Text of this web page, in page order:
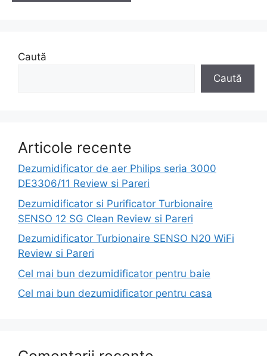
Caută
Caută
Articole recente
Dezumidificator de aer Philips seria 3000
DE3306/11 Review si Pareri
Dezumidificator si Purificator Turbionaire
SENSO 12 SG Clean Review si Pareri
Dezumidificator Turbionaire SENSO N20 WiFi
Review si Pareri
Cel mai bun dezumidificator pentru baie
Cel mai bun dezumidificator pentru casa